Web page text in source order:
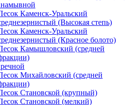
Каменск-Уральский
(Высокая степь)
Каменск-Уральский
(Красное болото)
Камышловский (средней
Михайловский (средней
Становской (крупный)
Становской (мелкий)